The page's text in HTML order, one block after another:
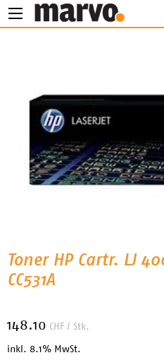
Toner HP Cartr. LJ
CC531A
148.10 CHF / Stk.
inkl. 8.1% MwSt.